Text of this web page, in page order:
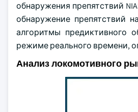
обнаружения препятствий
обнаружение препятствий
алгоритмы предиктивного
режиме реального времени,
Анализ локомотивного